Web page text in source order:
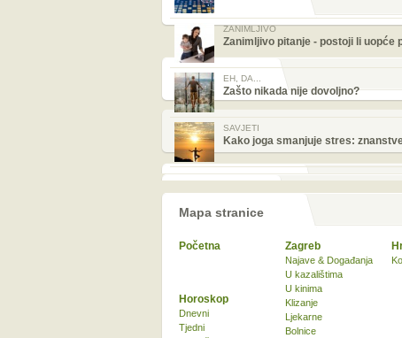
ZANIMLJIVO
Zanimljivo pitanje - postoji li uopće
EH, DA...
Zašto nikada nije dovoljno?
SAVJETI
Kako joga smanjuje stres:
Mapa stranice
Početna Zagreb
Najave & Događanja
U kazalištima
U kinima
Klizanje
Ljekarne
Bolnice
Horoskop
Dnevni
Tjedni